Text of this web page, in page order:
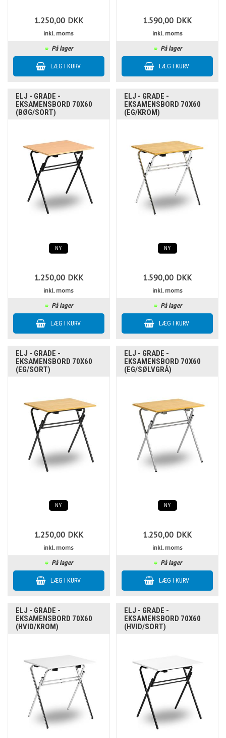
1.250,00 DKK
inkl. moms
På lager
1.590,00 DKK
inkl. moms
På lager
ELJ - GRADE -
EKSAMENSBORD 70X60
(BØG/SORT)
NY
1.250,00 DKK
inkl. moms
På lager
ELJ - GRADE -
EKSAMENSBORD 70X60
(EG/KROM)
NY
1.590,00 DKK
inkl. moms
På lager
ELJ - GRADE -
EKSAMENSBORD 70X60
(EG/SORT)
NY
1.250,00 DKK
inkl. moms
På lager
ELJ - GRADE -
EKSAMENSBORD 70X60
(EG/SØLVGRÅ)
NY
1.250,00 DKK
inkl. moms
På lager
ELJ - GRADE -
EKSAMENSBORD 70X60
(HVID/KROM)
ELJ - GRADE -
EKSAMENSBORD 70X60
(HVID/SORT)